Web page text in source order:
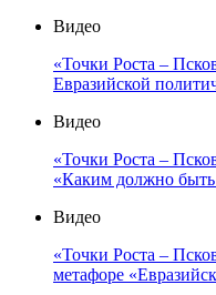
Видео
«Точки Роста –
Евразийской
Видео
«Точки Роста –
«Каким должно быть
Видео
«Точки Роста –
метафоре